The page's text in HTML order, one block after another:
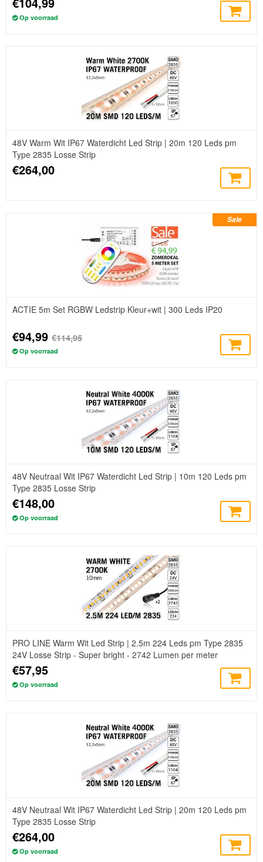
Op voorraad
48V Warm Wit IP67 Waterdicht Led Strip | 20m 120 Leds pm
Type 2835 Losse Strip
€264,00
Sale
ACTIE 5m Set RGBW Ledstrip Kleur+wit | 300 Leds IP20
€94,99 €114,95
Op voorraad
48V Neutraal Wit IP67 Waterdicht Led Strip | 10m 120 Leds pm
Type 2835 Losse Strip
€148,00
Op voorraad
PRO LINE Warm Wit Led Strip | 2.5m 224 Leds pm Type 2835
24V Losse Strip - Super bright - 2742 Lumen per meter
€57,95
Op voorraad
48V Neutraal Wit IP67 Waterdicht Led Strip | 20m 120 Leds pm
Type 2835 Losse Strip
€264,00
Op voorraad